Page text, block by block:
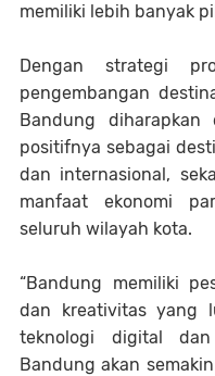
memiliki lebih banyak
Dengan strategi
pengembangan
Bandung diharapkan
positifnya sebagai
dan internasional,
manfaat ekonomi
seluruh wilayah kota.
“Bandung memiliki
dan kreativitas yang
teknologi digital
Bandung akan